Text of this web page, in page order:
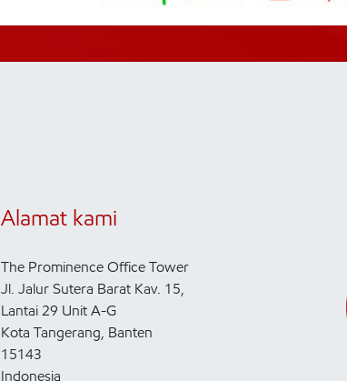
Alamat kami
The Prominence Office Tower
Jl. Jalur Sutera Barat Kav. 15,
Lantai 29 Unit A-G
Kota Tangerang, Banten
15143
Indonesia